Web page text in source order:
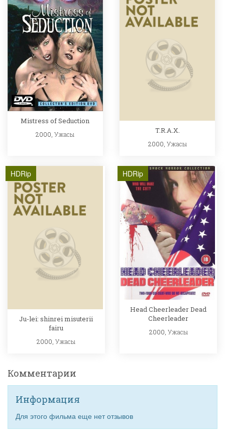
Mistress of Seduction
2000,Ужасы T.R.A.X.
2000, Ужасы
HDRip
Ju-lei: shinrei misuterii
fairu
2000,Ужасы
HDRip
Head Cheerleader Dead
Cheerleader
2000, Ужасы
Комментарии
Информация
Для этого фильма еще нет отзывов